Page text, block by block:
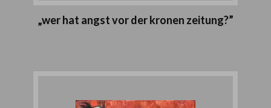
„wer hat angst vor der kronen zeitung?”